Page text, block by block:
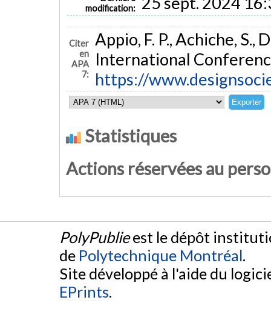
modification:
Citer
en
APA
7:
Appio, F. P., Achiche,
International
https://
Statistiques
Actions réservées au
PolyPublieest le dépôt
de Polytechnique Montréal.
Site développé à l'aide du
EPrints.